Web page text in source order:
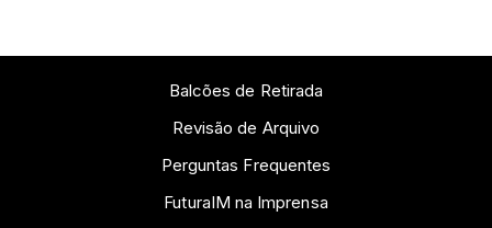
Balcões de Retirada
Revisão de Arquivo
Perguntas Frequentes
FuturaIM na Imprensa